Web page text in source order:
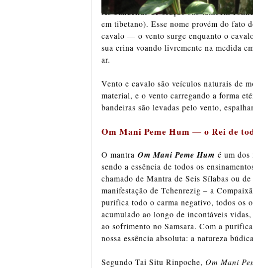
As bandeiras de oração são também
em tibetano). Esse nome provém do fato
cavalo — o vento surge enquanto o
sua crina voando livremente na medida
ar.
Vento e cavalo são veículos naturais de
material, e o vento carregando a forma
bandeiras são levadas pelo vento,
Om Mani Peme Hum — o Rei de
O mantra Om Mani Peme Hum é um
sendo a essência de todos os
chamado de Mantra de Seis Sílabas ou
manifestação de Tchenrezig – a
purifica todo o carma negativo, todos os
acumulado ao longo de incontáveis
ao sofrimento no Samsara. Com a
nossa essência absoluta: a natureza
Segundo Tai Situ Rinpoche, Om Mani